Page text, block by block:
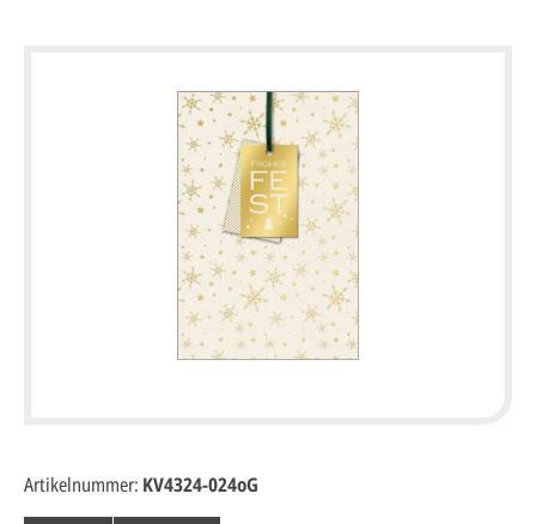
Artikelnummer: KV4324-024oG